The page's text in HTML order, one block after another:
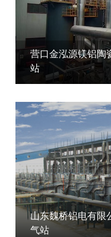
营口金泓源镁铝陶
站
山东魏桥铝电有
气站